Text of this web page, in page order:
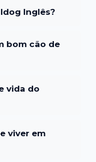
Inglês?
bom cão de
vida do
viver em